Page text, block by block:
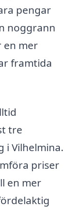
pengar
noggrann
en mer
framtida
tre
i Vilhelmina.
priser
en mer